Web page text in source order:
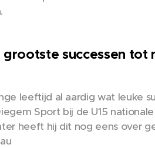
grootste successen tot
leeftijd al aardig wat leuke
Sport bij de U15 nationale
heeft hij dit nog eens over